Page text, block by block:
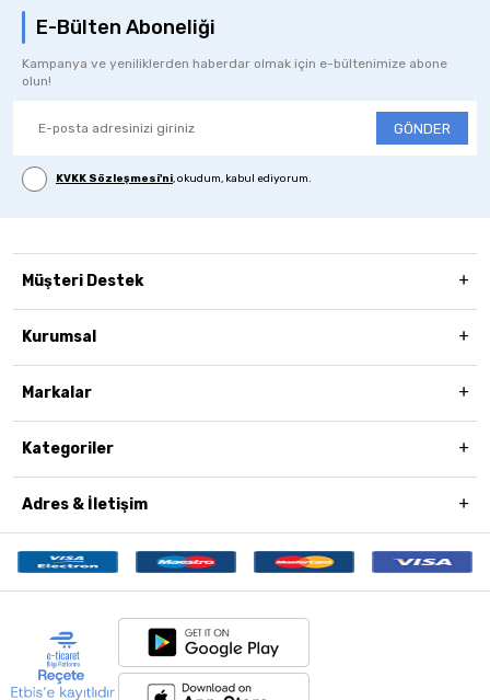
E-Bülten Aboneliği
Kampanya ve yeniliklerden haberdar olmak için e-bültenimize abone
olun!
GÖNDER
KVKK Sözleşmesi'ni, okudum, kabul ediyorum.
Müşteri Destek
Kurumsal
Markalar
Kategoriler
Adres & İletişim